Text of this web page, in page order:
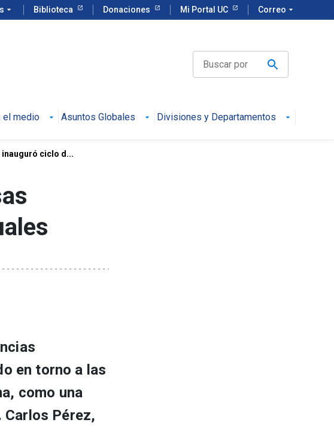
arrow_drop_down Biblioteca Donaciones Mi Portal UC Correo arrow_drop_down
el medio Asuntos Globales Divisiones y Departamentos
ciclo d...
en torno a las
como una
Carlos Pérez,